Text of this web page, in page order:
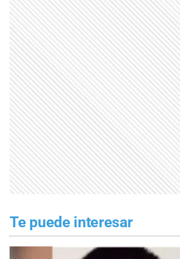
Te puede interesar